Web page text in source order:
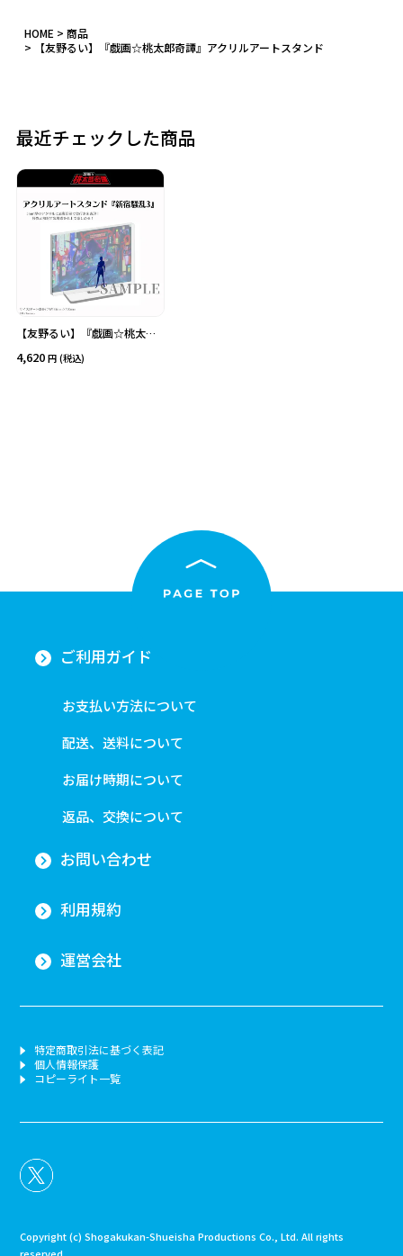
HOME
商品
【友野るい】『戯画☆桃太郎奇譚』アクリルアートスタンド
最近チェックした商品
【友野るい】『戯画☆桃太郎
ド
4,620 (税込)
ご利用ガイド
お支払い方法について
配送、送料について
お届け時期について
返品、交換について
お問い合わせ
利用規約
運営会社
特定商取引法に基づく表記
個人情報保護
コピーライト一覧
Copyright (c) Shogakukan-Shueisha Productions Co., Ltd. All rights
カテゴリ
その他 在庫あり
予約販売
クリア